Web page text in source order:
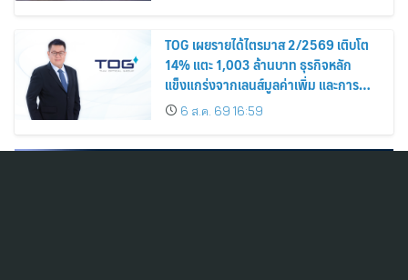
TOG เผยรายได้ไตรมาส 2/2569 เติบโต
14% แตะ 1,003 ล้านบาท ธุรกิจหลัก
แข็งแกร่งจากเลนส์มูลค่าเพิ่ม และการ
ขยายตลาดต่างประเทศ พร้อมเดินหน้า
ลงทุนเพื่อการเติบโตระยะยาว
6 ส.ค. 69 16:59